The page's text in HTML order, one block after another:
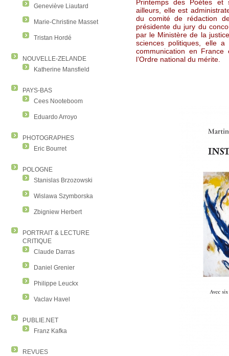
Geneviève Liautard
Marie-Christine Masset
Tristan Hordé
NOUVELLE-ZELANDE
Katherine Mansfield
PAYS-BAS
Cees Nooteboom
Eduardo Arroyo
PHOTOGRAPHES
Eric Bourret
POLOGNE
Stanislas Brzozowski
Wislawa Szymborska
Zbigniew Herbert
PORTRAIT & LECTURE
CRITIQUE
Claude Darras
Daniel Grenier
Philippe Leuckx
Vaclav Havel
PUBLIE.NET
Franz Kafka
REVUES
Printemps des Poètes et
ailleurs, elle est
du comité de rédaction
présidente du jury du
par le Ministère de la
sciences politiques, elle
communication en
l’Ordre national du mérite.